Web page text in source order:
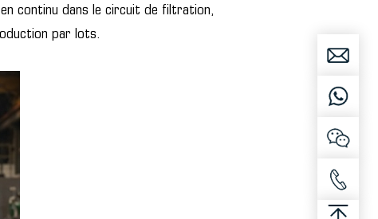
continu dans le circuit de filtration,
par lots.